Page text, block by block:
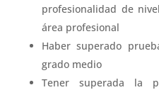
profesionalidad de
área profesional
Haber superado
grado medio
Tener superada la